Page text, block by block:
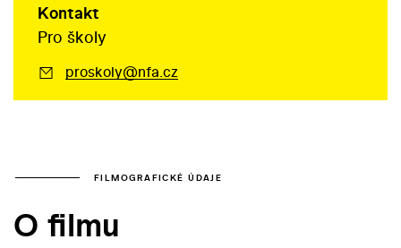
Kontakt
Pro školy
proskoly@nfa.cz
FILMOGRAFICKÉ ÚDAJE
O filmu